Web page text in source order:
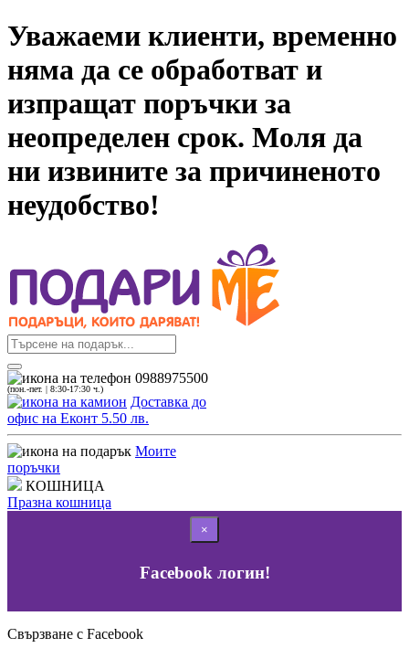
Уважаеми клиенти, временно
няма да се обработват и
изпращат поръчки за
неопределен срок. Моля да
ни извините за причиненото
неудобство!
0988975500
(пон.-пет. | 8:30-17:30 ч.)
Доставка до
офис на Еконт 5.50 лв.
Моите
поръчки
КОШНИЦА
Празна кошница
×
Facebook логин!
Свързване с Facebook